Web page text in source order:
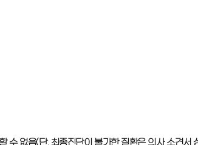
수 없음(단, 최종진단이 불가한 질환은 의사 소견서